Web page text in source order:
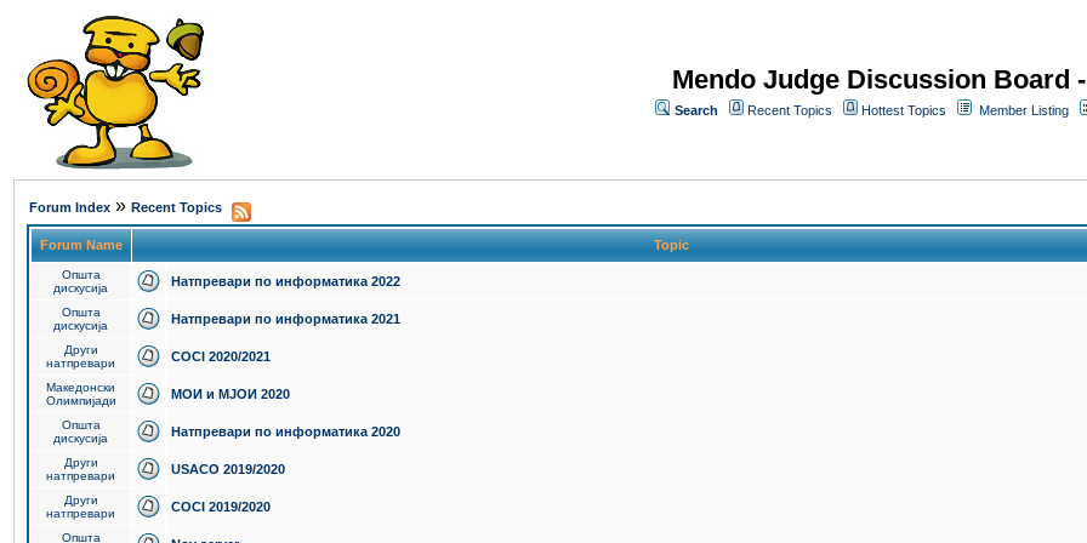
Mendo Judge Discussion Board
Search Recent Topics Hottest Topics Member Listing
Forum Index » Recent Topics
Forum Name Topic
Општа
дискусија
Натпревари по информатика 2022
Општа
дискусија
Натпревари по информатика 2021
Други
натпревари
COCI 2020/2021
Македонски
Олимпијади
МОИ и МЈОИ 2020
Општа
дискусија
Натпревари по информатика 2020
Други
натпревари
USACO 2019/2020
Други
натпревари
COCI 2019/2020
Општа